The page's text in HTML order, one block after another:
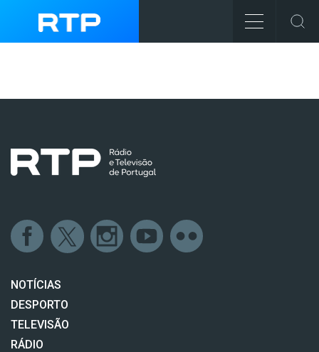
NOTÍCIAS
DESPORTO
TELEVISÃO
RÁDIO